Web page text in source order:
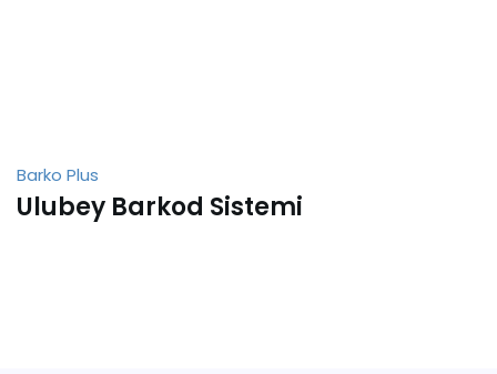
Barko Plus
Ulubey Barkod Sistemi